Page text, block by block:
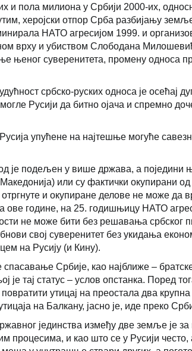
и пола милиона у Србији 2000-их,
херојски отпор Срба разбијању
НАТО агресијом 1999. и
врху и убиством Слободана
њеног суверенитета, промену односа
србско-руских односа је осећај
Русији да битно ојача и спремно
упућене на најтешње могуће
је подељен у више држава, а поједини
или су фактички окупирани од
и окупиране делове не може да
ове године, на 25. годишњицу НАТО
не може бити без решавања србског
свој суверенитет без укидања
на Русију (и Кину).
Србије, као најближе –
је тај статус – услов опстанка. Поред
утицај на преостала два
на Балкану, јасно је, иде преко
јединства између две земље је
процесима, и као што се у Русији често,